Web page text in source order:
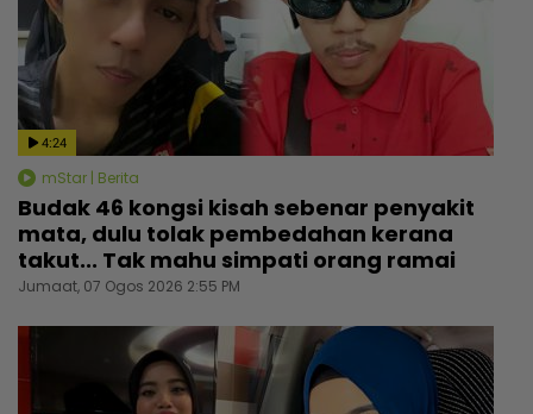
4:24
mStar | Berita
Budak 46 kongsi kisah sebenar penyakit
mata, dulu tolak pembedahan kerana
takut... Tak mahu simpati orang ramai
Jumaat, 07 Ogos 2026 2:55 PM